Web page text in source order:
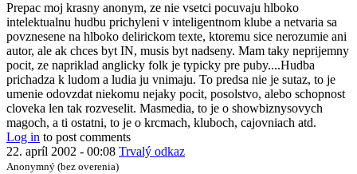
Prepac moj krasny anonym, ze nie vsetci pocuvaju hlboko
intelektualnu hudbu prichyleni v inteligentnom klube a netvaria sa
povznesene na hlboko delirickom texte, ktoremu sice nerozumie ani
autor, ale ak chces byt IN, musis byt nadseny. Mam taky neprijemny
pocit, ze napriklad anglicky folk je typicky pre puby....Hudba
prichadza k ludom a ludia ju vnimaju. To predsa nie je sutaz, to je
umenie odovzdat niekomu nejaky pocit, posolstvo, alebo schopnost
cloveka len tak rozveselit. Masmedia, to je o showbiznysovych
magoch, a ti ostatni, to je o krcmach, kluboch, cajovniach atd.
Log in to post comments
22. apríl 2002 - 00:08 Trvalý odkaz
Anonymný (bez overenia)